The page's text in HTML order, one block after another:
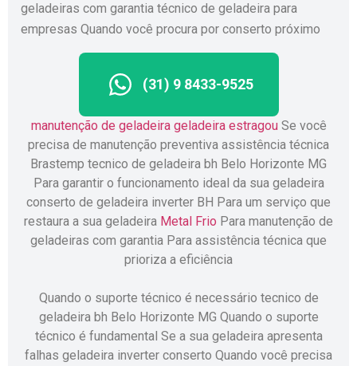
geladeiras com garantia técnico de geladeira para
empresas Quando você procura por conserto próximo
(31) 9 8433-9525
manutenção de geladeira geladeira estragouSe você
precisa de manutenção preventiva assistência técnica
Brastemp tecnico de geladeira bh Belo Horizonte MG
Para garantir o funcionamento ideal da sua geladeira
conserto de geladeira inverter BH Para um serviço que
restaura a sua geladeira Metal Frio Para manutenção de
geladeiras com garantia Para assistência técnica que
prioriza a eficiência
Quando o suporte técnico é necessário tecnico de
geladeira bh Belo Horizonte MG Quando o suporte
técnico é fundamental Se a sua geladeira apresenta
falhas geladeira inverter conserto Quando você precisa